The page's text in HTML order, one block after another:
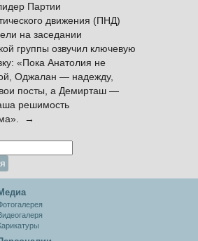
Партии
движения (ПНД)
на заседании
группы озвучил ключевую
«Пока Анатолия не
Оджалан — надежду,
посты, а Демирташ —
решимость
→